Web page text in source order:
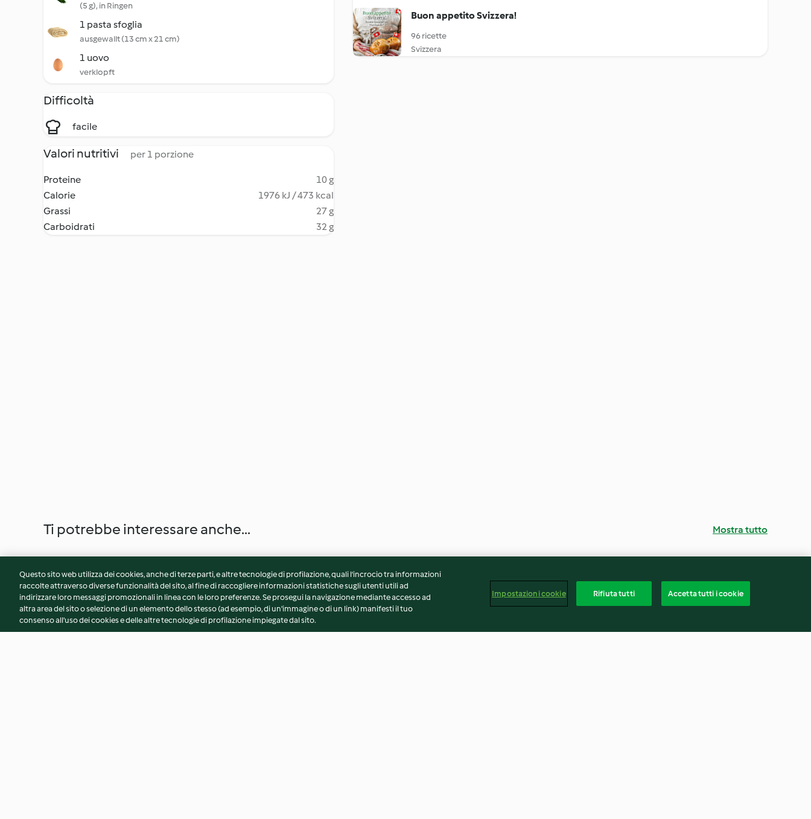
(5 g), in Ringen
1 pasta sfoglia
ausgewallt (13 cm x 21 cm)
1 uovo
verklopft
Difficoltà
facile
Valori nutritivi per 1 porzione
Proteine
10 g
Calorie
1976 kJ / 473 kcal
Grassi
27 g
Carboidrati
32 g
Buon appetito Svizzera!
96 ricette
Svizzera
Ti potrebbe interessare anche... Mostra tutto
Questo sito web utilizza dei cookies, anche di terze parti, e altre tecnologie di profilazione, quali l’incrocio tra informazioni
raccolte attraverso diverse funzionalità del sito, al fine di raccogliere informazioni statistiche sugli utenti utili ad
indirizzare loro messaggi promozionali in linea con le loro preferenze. Se prosegui la navigazione mediante accesso ad
altra area del sito o selezione di un elemento dello stesso (ad esempio, di un'immagine o di un link) manifesti il tuo
consenso all'uso dei cookies e delle altre tecnologie di profilazione impiegate dal sito.
Impostazioni cookie Rifiuta tutti Accetta tutti i cookie